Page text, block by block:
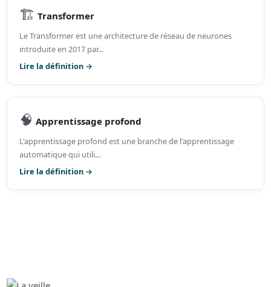
🏗️ Transformer
Le Transformer est une architecture de réseau de neurones
introduite en 2017 par...
Lire la définition →
🧠 Apprentissage profond
L'apprentissage profond est une branche de l'apprentissage
automatique qui utili...
Lire la définition →